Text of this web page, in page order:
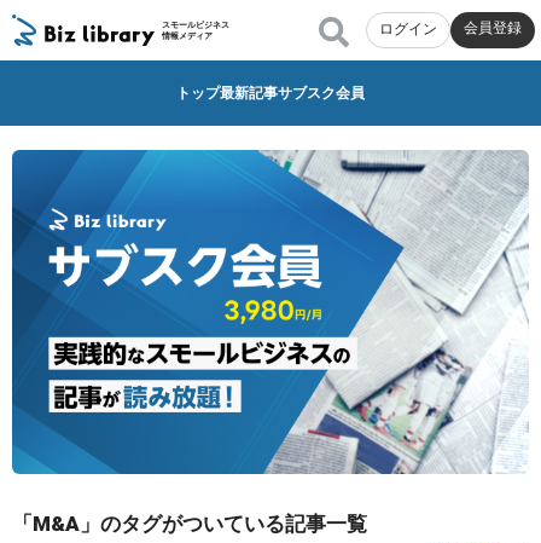
スモールビジネス
情報メディア
ログイン 会員登録
トップ最新記事サブスク会員
「M&A」のタグがついている記事一覧